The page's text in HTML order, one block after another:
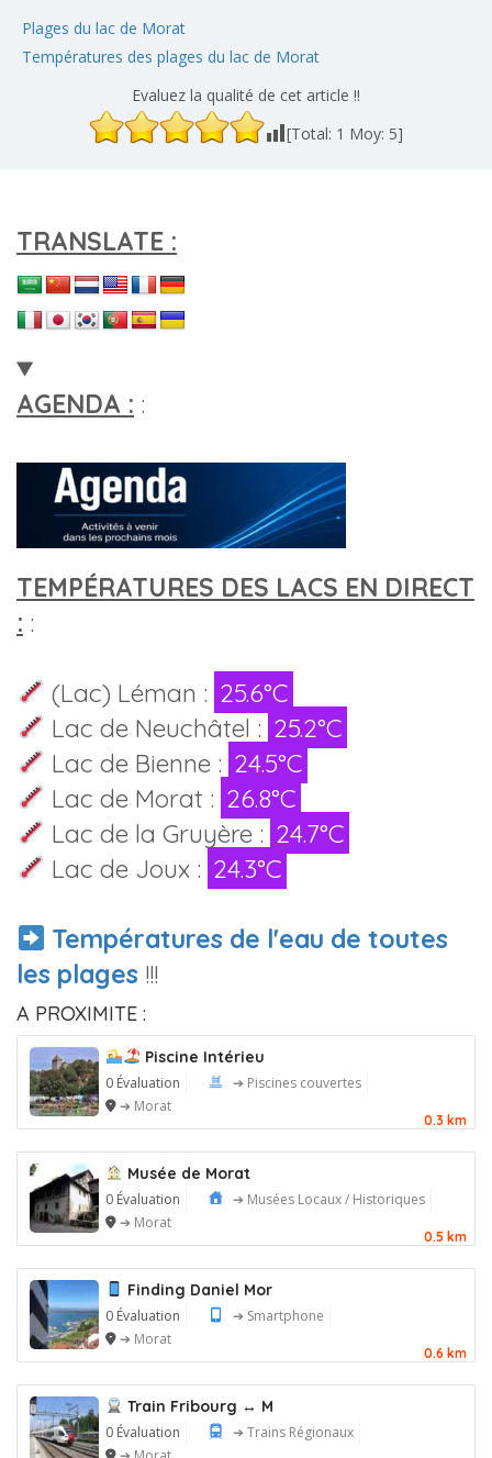
Plages du lac de Morat
Températures des plages du lac de Morat
Evaluez la qualité de cet article !!
[Total: 1 Moy: 5]
TRANSLATE :
AGENDA : :
TEMPÉRATURES DES LACS EN DIRECT
: :
(Lac) Léman : 25.6°C
Lac de Neuchâtel : 25.2°C
Lac de Bienne : 24.5°C
Lac de Morat : 26.8°C
Lac de la Gruyère : 24.7°C
Lac de Joux : 24.3°C
Températures de l'eau de toutes
les plages !!!
A PROXIMITE :
Piscine Intérieu
0 Évaluation
➔ Piscines couvertes
➔ Morat
0.3 km
Musée de Morat
0 Évaluation
➔ Musées Locaux / Historiques
➔ Morat
0.5 km
Finding Daniel Mor
0 Évaluation
➔ Smartphone
➔ Morat
0.6 km
Train Fribourg ↔ M
0 Évaluation
➔ Trains Régionaux